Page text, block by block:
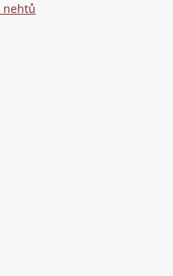
nehtů